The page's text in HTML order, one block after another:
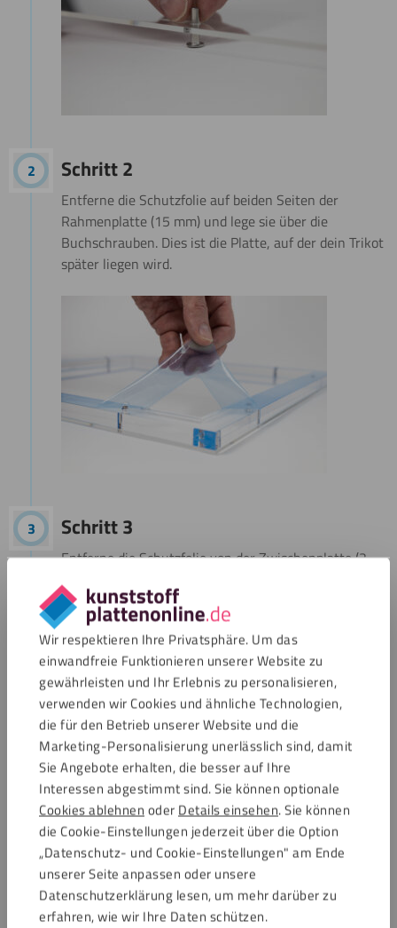
Wir respektieren Ihre Privatsphäre. Um das
einwandfreie Funktionieren unserer Website zu
gewährleisten und Ihr Erlebnis zu personalisieren,
verwenden wir Cookies und ähnliche Technologien,
die für den Betrieb unserer Website und die
Marketing-Personalisierung unerlässlich sind, damit
Sie Angebote erhalten, die besser auf Ihre
Interessen abgestimmt sind. Sie können optionale
Cookies ablehnen oder Details einsehen. Sie können
die Cookie-Einstellungen jederzeit über die Option
„Datenschutz- und Cookie-Einstellungen" am Ende
unserer Seite anpassen oder unsere
Datenschutzerklärung lesen, um mehr darüber zu
erfahren, wie wir Ihre Daten schützen.
Schritt 2
Entferne die Schutzfolie auf beiden Seiten der
Rahmenplatte (15 mm) und lege sie über die
Buchschrauben. Dies ist die Platte, auf der dein Trikot
später liegen wird.
Schritt 3
Entferne die Schutzfolie von der Zwischenplatte (2
mm). Positioniere dein Trikot straff um die
Zwischenplatte und fixiere es mit dünnen Stiften.
Wähle Stifte, die Halt bieten, ohne den Stoff zu
beschädigen. Überprüfe, ob das Trikot genau so sitzt,
wie du es möchtest. Zufrieden? Lege die
Zwischenplatte mit der Sichtseite nach unten in die
Rahmenplatte.